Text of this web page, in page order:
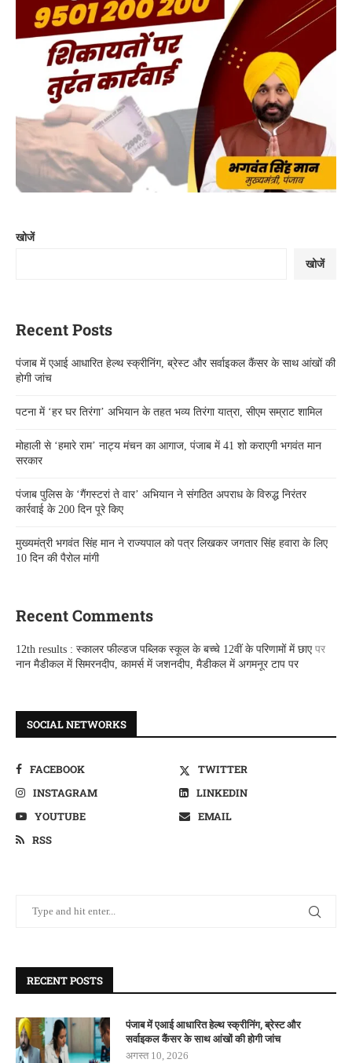
खोजें
खोजें
Recent Posts
पंजाब में एआई आधारित हेल्थ स्क्रीनिंग, ब्रेस्ट और सर्वाइकल कैंसर के साथ आंखों की
होगी जांच
पटना में ‘हर घर तिरंगा’ अभियान के तहत भव्य तिरंगा यात्रा, सीएम सम्राट शामिल
मोहाली से ‘हमारे राम’ नाट्य मंचन का आगाज, पंजाब में 41 शो कराएगी भगवंत मान
सरकार
पंजाब पुलिस के ‘गैंगस्टरां ते वार’ अभियान ने संगठित अपराध के विरुद्ध निरंतर
कार्रवाई के 200 दिन पूरे किए
मुख्यमंत्री भगवंत सिंह मान ने राज्यपाल को पत्र लिखकर जगतार सिंह हवारा के लिए
10 दिन की पैरोल मांगी
Recent Comments
12th results : स्कालर फील्डज पब्लिक स्कूल के बच्चे 12वीं के परिणामों में छाएपर
नान मैडीकल में सिमरनदीप, कामर्स में जशनदीप, मैडीकल में अगमनूर टाप पर
SOCIAL NETWORKS
FACEBOOK
TWITTER
INSTAGRAM
LINKEDIN
YOUTUBE
EMAIL
RSS
RECENT POSTS
पंजाब में एआई आधारित हेल्थ स्क्रीनिंग, ब्रेस्ट और
सर्वाइकल कैंसर के साथ आंखों की होगी जांच
अगस्त 10, 2026